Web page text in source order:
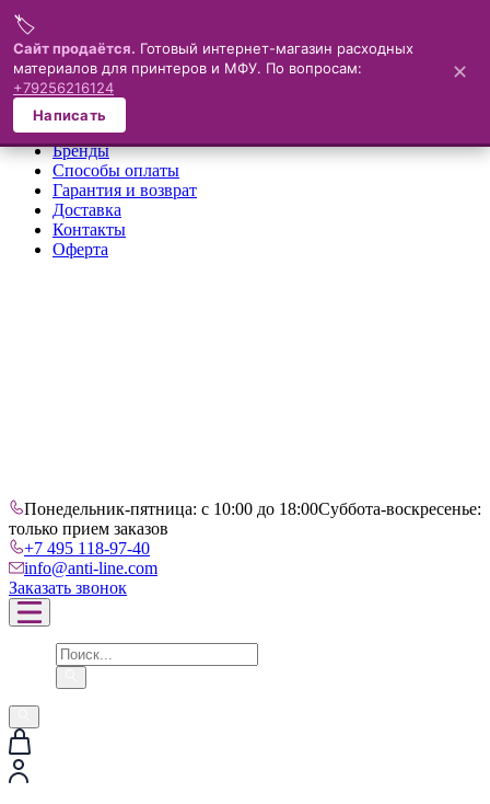
Меню
×
О компании
Каталог
Бренды
Способы оплаты
Гарантия и возврат
Доставка
Контакты
Оферта
Понедельник-пятница: с 10:00 до 18:00Суббота-воскресенье:
только прием заказов
+7 495 118-97-40
info@anti-line.com
Заказать звонок
🏷️
Сайт продаётся. Готовый интернет-магазин расходных
материалов для принтеров и МФУ. По вопросам:
+79256216124
Написать
✕